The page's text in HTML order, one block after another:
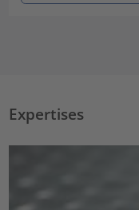
Expertises